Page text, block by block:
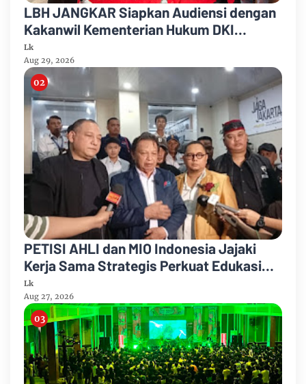
LBH JANGKAR Siapkan Audiensi dengan
Kakanwil Kementerian Hukum DKI
Jakarta
Lk
Aug 29, 2026
PETISI AHLI dan MIO Indonesia Jajaki
Kerja Sama Strategis Perkuat Edukasi
Hukum bagi Masyarakat
Lk
Aug 27, 2026